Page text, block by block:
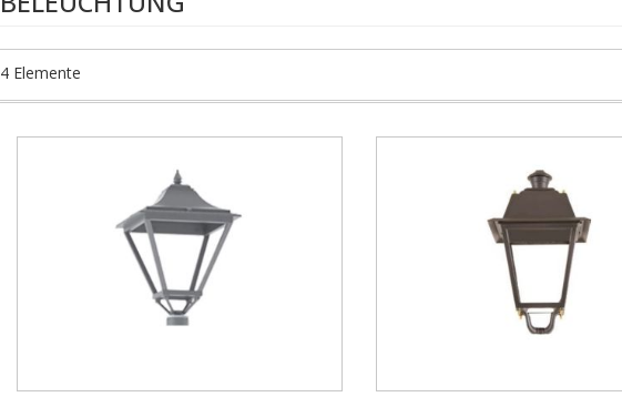
4 Elemente